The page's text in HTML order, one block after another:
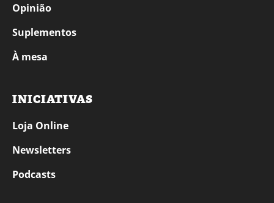
Opinião
Suplementos
À mesa
INICIATIVAS
Loja Online
Newsletters
Podcasts